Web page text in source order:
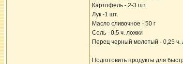
Картофель - 2-3 шт.
Лук -1 шт.
Масло сливочное - 50 г
Соль - 0,5 ч. ложки
Перец черный молотый - 0,25 ч.
Подготовить продукты для